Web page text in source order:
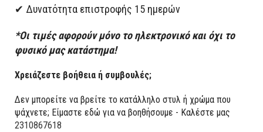
✔ Δυνατότητα επιστροφής 15 ημερών
*Οι τιμές αφορούν μόνο το ηλεκτρονικό και όχι το
φυσικό μας κατάστημα!
Χρειάζεστε βοήθεια ή συμβουλές;
Δεν μπορείτε να βρείτε το κατάλληλο στυλ ή χρώμα που
ψάχνετε; Είμαστε εδώ για να βοηθήσουμε - Καλέστε μας
2310867618